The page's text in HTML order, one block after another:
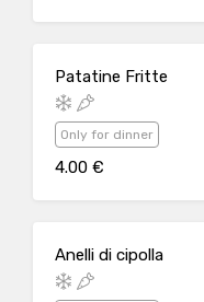
Patatine Fritte
Only for dinner
4.00 €
Anelli di cipolla